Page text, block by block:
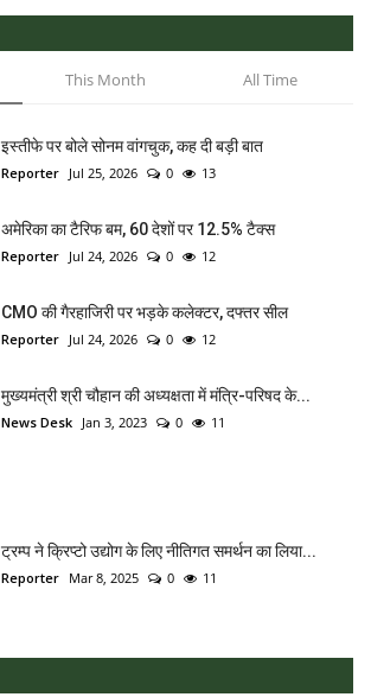
This Month All Time
इस्तीफे पर बोले सोनम वांगचुक, कह दी बड़ी बात
Reporter Jul 25, 2026 0 13
अमेरिका का टैरिफ बम, 60 देशों पर 12.5% टैक्स
Reporter Jul 24, 2026 0 12
CMO की गैरहाजिरी पर भड़के कलेक्टर, दफ्तर सील
Reporter Jul 24, 2026 0 12
मुख्यमंत्री श्री चौहान की अध्यक्षता में मंत्रि-परिषद के...
News Desk Jan 3, 2023 0 11
ट्रम्प ने क्रिप्टो उद्योग के लिए नीतिगत समर्थन का लिया...
Reporter Mar 8, 2025 0 11